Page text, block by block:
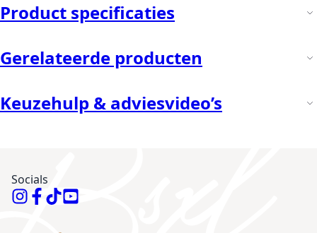
Product specificaties
Gerelateerde producten
Keuzehulp & adviesvideo’s
Socials